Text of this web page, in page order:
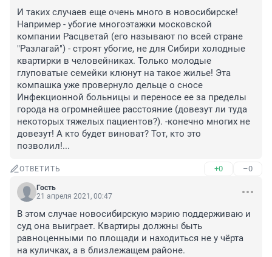
И таких случаев еще очень много в новосибирске!
Например - убогие многоэтажки московской
компании Расцветай (его называют по всей стране
"Разлагай") - строят убогие, не для Сибири холодные
квартирки в человейниках. Только молодые
глуповатые семейки клюнут на такое жилье! Эта
компашка уже провернуло дельце о сносе
Инфекционной больницы и переносе ее за пределы
города на огромнейшее расстояние (довезут ли туда
некоторых тяжелых пациентов?). -конечно многих не
довезут! А кто будет виноват? Тот, кто это
позволил!...
ОТВЕТИТЬ +0 –0
Гость
21 апреля 2021, 00:47
В этом случае новосибирскую мэрию поддерживаю и
суд она выиграет. Квартиры должны быть
равноценными по площади и находиться не у чёрта
на куличках, а в близлежащем районе.